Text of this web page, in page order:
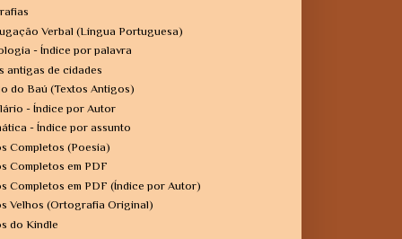
Verbal (Língua Portuguesa)
- Índice por palavra
antigas de cidades
do Baú (Textos Antigos)
- Índice por Autor
- Índice por assunto
Completos (Poesia)
Completos em PDF
Completos em PDF (Índice por Autor)
Velhos (Ortografia Original)
do Kindle